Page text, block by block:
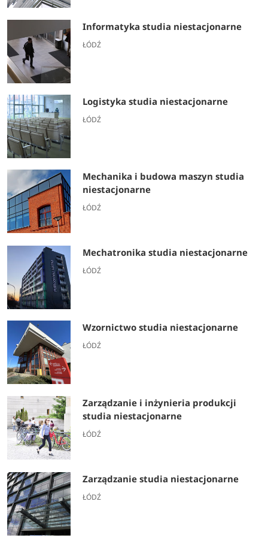
Informatyka studia niestacjonarne
ŁÓDŹ
Logistyka studia niestacjonarne
ŁÓDŹ
Mechanika i budowa maszyn studia
niestacjonarne
ŁÓDŹ
Mechatronika studia niestacjonarne
ŁÓDŹ
Wzornictwo studia niestacjonarne
ŁÓDŹ
Zarządzanie i inżynieria produkcji
studia niestacjonarne
ŁÓDŹ
Zarządzanie studia niestacjonarne
ŁÓDŹ